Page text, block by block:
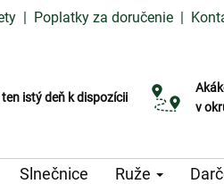
| Poplatky za doručenie |
ten istý deň k dispozícii
od 99 CZK
doručenia
v
Slnečnice Ruže